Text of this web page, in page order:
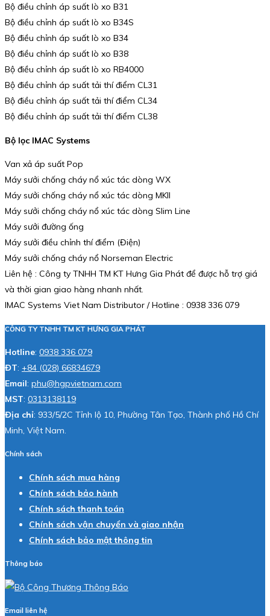
Bộ điều chỉnh áp suất lò xo B31
Bộ điều chỉnh áp suất lò xo B34S
Bộ điều chỉnh áp suất lò xo B34
Bộ điều chỉnh áp suất lò xo B38
Bộ điều chỉnh áp suất lò xo RB4000
Bộ điều chỉnh áp suất tải thí điểm CL31
Bộ điều chỉnh áp suất tải thí điểm CL34
Bộ điều chỉnh áp suất tải thí điểm CL38
Bộ lọc IMAC Systems
Van xả áp suất Pop
Máy sưởi chống cháy nổ xúc tác dòng WX
Máy sưởi chống cháy nổ xúc tác dòng MKII
Máy sưởi chống cháy nổ xúc tác dòng Slim Line
Máy sưởi đường ống
Máy sưởi điều chỉnh thí điểm (Điện)
Máy sưởi chống cháy nổ Norseman Electric
Liên hệ : Công ty TNHH TM KT Hưng Gia Phát để được hỗ trợ giá
và thời gian giao hàng nhanh nhất.
IMAC Systems Viet Nam Distributor / Hotline : 0938 336 079
CÔNG TY TNHH TM KT HƯNG GIA PHÁT
Hotline: 0938 336 079
ĐT: +84 (028) 66834679
Email: phu@hgpvietnam.com
MST: 0313138119
Địa chỉ: 933/5/2C Tỉnh lộ 10, Phường Tân Tạo, Thành phố Hồ Chí
Minh, Việt Nam.
Chính sách
Chính sách mua hàng
Chính sách bảo hành
Chính sách thanh toán
Chính sách vận chuyển và giao nhận
Chính sách bảo mật thông tin
Thông báo
Email liên hệ